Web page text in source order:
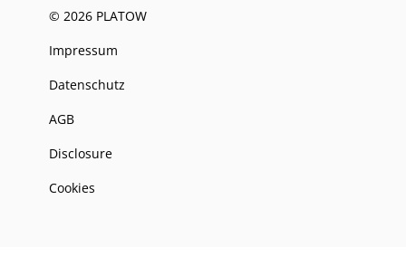
© 2026 PLATOW
Impressum
Datenschutz
AGB
Disclosure
Cookies